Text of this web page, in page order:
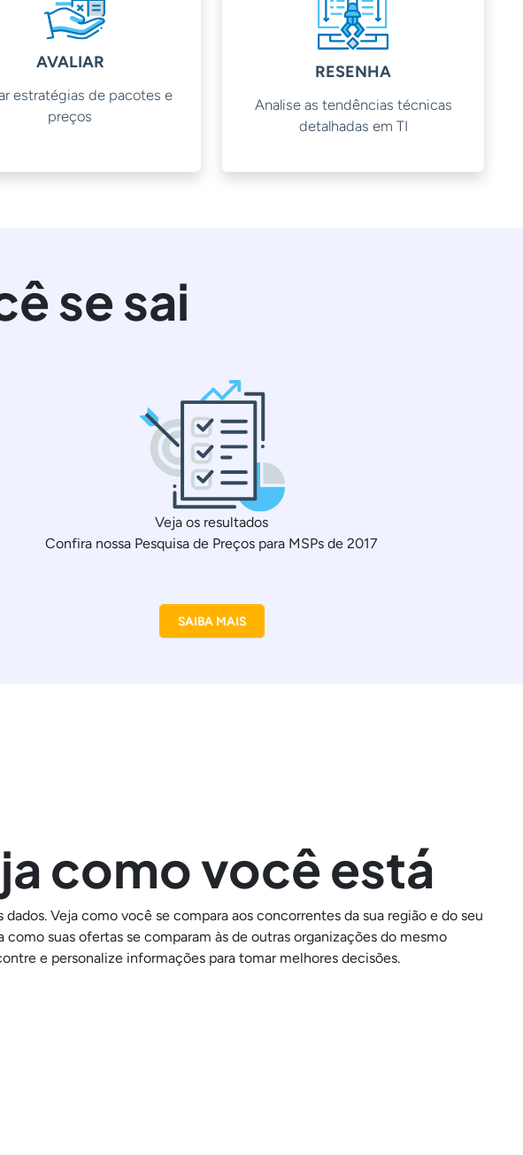
AVALIAR
estratégias de pacotes e
preços
RESENHA
Analise as tendências técnicas
detalhadas em TI
se sai
Veja os resultados
Confira nossa Pesquisa de Preços para MSPs de 2017
SAIBA MAIS
como você está
dados. Veja como você se compara aos concorrentes da sua região e do seu
como suas ofertas se comparam às de outras organizações do mesmo
e personalize informações para tomar melhores decisões.